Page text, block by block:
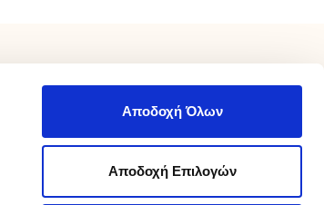
Αποδοχή Όλων
Αποδοχή Επιλογών
ΧΡΕΙΑΖΕΣΤΕ ΒΟΗΘΕΙΑ;
Επικοινωνήστε μαζί μας καθημερινά 9 π.μ με 9 μ.μ.
ή με email στο info@sakellaris.gr
Καταστήματα